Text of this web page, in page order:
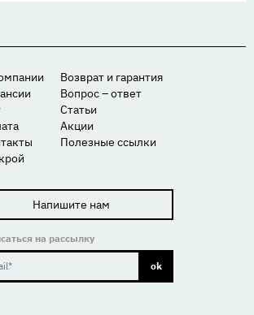
Возврат и гарантия
Вопрос – ответ
Статьи
Акции
Полезные ссылки
Напишите нам
на рассылку
ok